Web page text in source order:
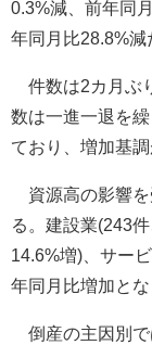
0.3%減、前年同
年同月比28.8%減
件数は2カ月ぶ
数は一進一退を
ており、増加基
資源高の影響を
る。建設業(243
14.6%増)、サー
年同月比増加とな
倒産の主因別で